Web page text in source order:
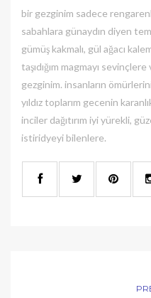
bir gezginim sadece
sabahlara günaydın diyen
gümüş kakmalı, gül ağacı
taşıdığım magmayı
gezginim. insanların
yıldız toplarım gecenin
inciler dağıtırım iyi yürekli,
istiridyeyi bilenlere.